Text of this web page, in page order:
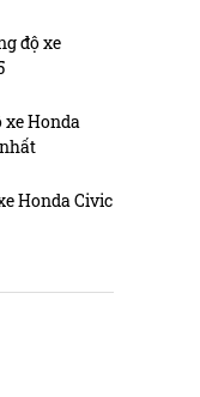
độ xe
Honda
Honda Civic